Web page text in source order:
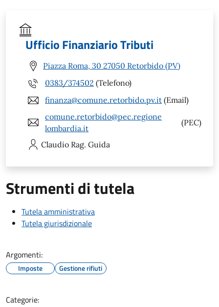
Ufficio Finanziario Tributi
Piazza Roma, 30 27050 Retorbido (PV)
0383/374502 (Telefono)
finanza@comune.retorbido.pv.it (Email)
comune.retorbido@pec.regione
lombardia.it
(PEC)
Claudio Rag. Guida
Strumenti di tutela
Tutela amministrativa
Tutela giurisdizionale
Argomenti:
Imposte Gestione rifiuti
Categorie: